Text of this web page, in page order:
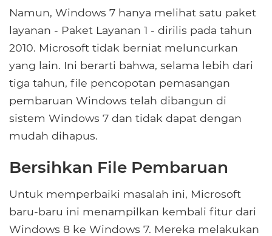
Namun, Windows 7 hanya melihat satu paket
layanan - Paket Layanan 1 - dirilis pada tahun
2010. Microsoft tidak berniat meluncurkan
yang lain. Ini berarti bahwa, selama lebih dari
tiga tahun, file pencopotan pemasangan
pembaruan Windows telah dibangun di
sistem Windows 7 dan tidak dapat dengan
mudah dihapus.
Bersihkan File Pembaruan
Untuk memperbaiki masalah ini, Microsoft
baru-baru ini menampilkan kembali fitur dari
Windows 8 ke Windows 7. Mereka melakukan